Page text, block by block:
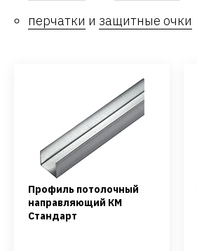
перчатки и защитные очки
Профиль потолочный
направляющий КМ
Стандарт